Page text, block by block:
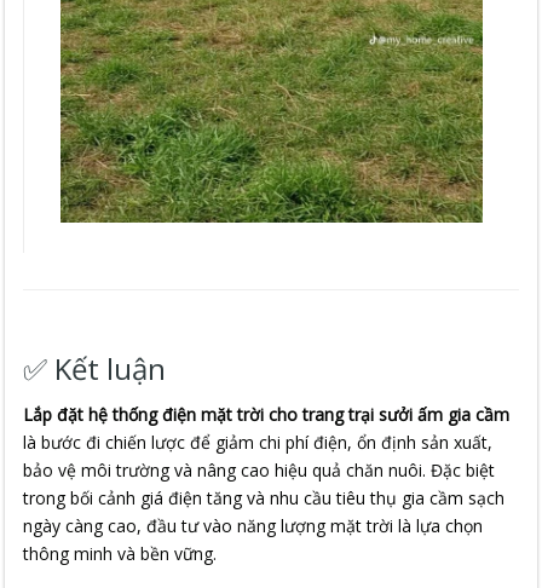
✅ Kết luận
Lắp đặt hệ thống điện mặt trời cho trang trại sưởi ấm gia cầm
là bước đi chiến lược để giảm chi phí điện, ổn định sản xuất,
bảo vệ môi trường và nâng cao hiệu quả chăn nuôi. Đặc biệt
trong bối cảnh giá điện tăng và nhu cầu tiêu thụ gia cầm sạch
ngày càng cao, đầu tư vào năng lượng mặt trời là lựa chọn
thông minh và bền vững.